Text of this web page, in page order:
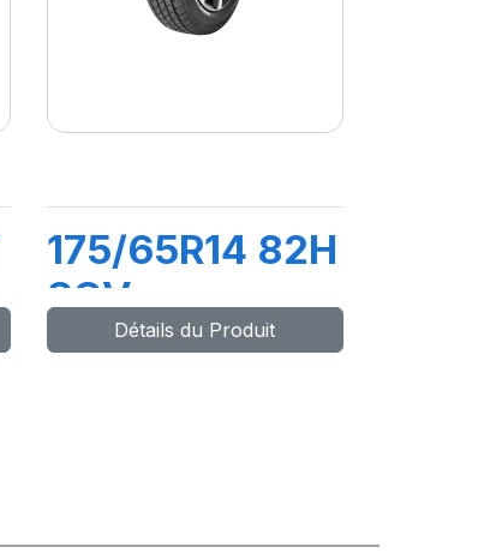
175/65R14 82H
SCV
Détails du Produit